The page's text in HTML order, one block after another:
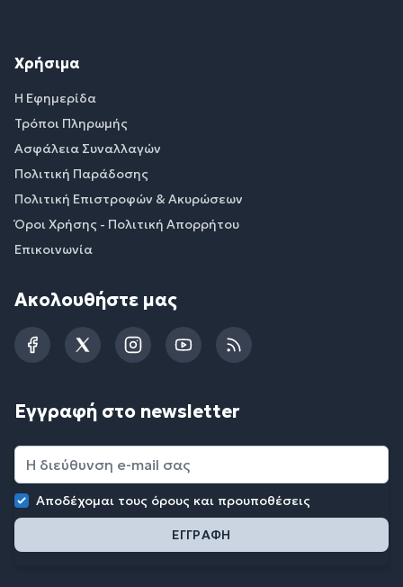
Χρήσιμα
Η Εφημερίδα
Τρόποι Πληρωμής
Ασφάλεια Συναλλαγών
Πολιτική Παράδοσης
Πολιτική Επιστροφών & Ακυρώσεων
Όροι Χρήσης - Πολιτική Απορρήτου
Επικοινωνία
Ακολουθήστε μας
FacebookTwitterInstagramYouTubeRSS
Εγγραφή στο newsletter
Αποδέχομαι τους όρους και προυποθέσεις